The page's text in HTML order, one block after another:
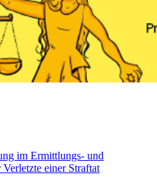
im Ermittlungs- und
einer Straftat